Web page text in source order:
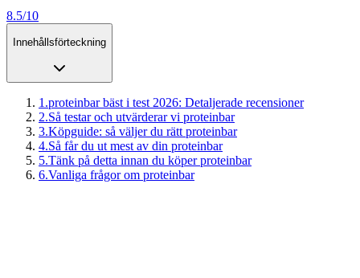
8.5/10
Innehållsförteckning
1 .proteinbar bäst i test 2026: Detaljerade recensioner
2.Så testar och utvärderar vi proteinbar
3.Köpguide: så väljer du rätt proteinbar
4.Så får du ut mest av din proteinbar
5.Tänk på detta innan du köper proteinbar
6.Vanliga frågor om proteinbar